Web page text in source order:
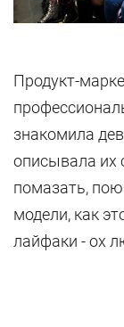
Продукт-
знакомила
описывала их
помазать,
модели, как
лайфаки - ох